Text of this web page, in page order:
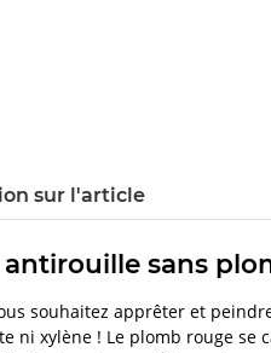
sur l'article
sans
souhaitez apprêter et
ni xylène ! Le plomb rouge se